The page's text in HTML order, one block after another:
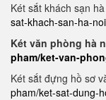
Két sắt khách sạn
sat-khach-san-ha-noi
Két văn phòng hà
pham/ket-van-
Két sắt đựng hồ sơ
pham/ket-sat-dung-